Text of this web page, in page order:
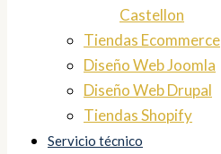
Castellon
Tiendas Ecommerce
Diseño Web Joomla
Diseño Web Drupal
Tiendas Shopify
Servicio técnico